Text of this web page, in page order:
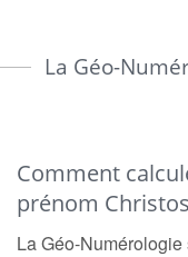
La Géo-
Comment
prénom
La Géo-